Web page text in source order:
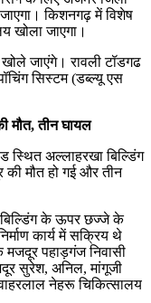
किशनगढ़ में विशेष
खोला जाएगा।
जाएंगे। रावली टॉडगढ
सिस्टम (डब्ल्यू एस
मौत, तीन घायल
स्थित अल्लाहरखा बिल्डिंग
मौत हो गई और तीन
बिल्डिंग के ऊपर छज्जे के
कार्य में सक्रिय थे
पहाड़गंज निवासी
सुरेश, अनिल, मांगूजी
नेहरू चिकित्सालय